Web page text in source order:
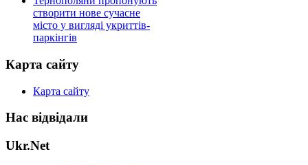
створити нове сучасне
місто у вигляді укриттів-
паркінгів
Карта сайту
Карта сайту
Нас відвідали
Ukr.Net